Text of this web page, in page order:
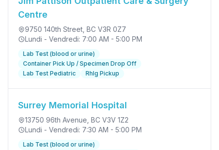
Centre
9750 140th Street , BC V3R 0Z7
Lundi - Vendredi: 7:00 AM - 5:00 PM
Lab Test (blood or urine)
Container Pick Up / Specimen Drop Off
Lab Test Pediatric
RhIg Pickup
Surrey Memorial Hospital
13750 96th Avenue , BC V3V 1Z2
Lundi - Vendredi: 7:30 AM - 5:00 PM
Lab Test (blood or urine)